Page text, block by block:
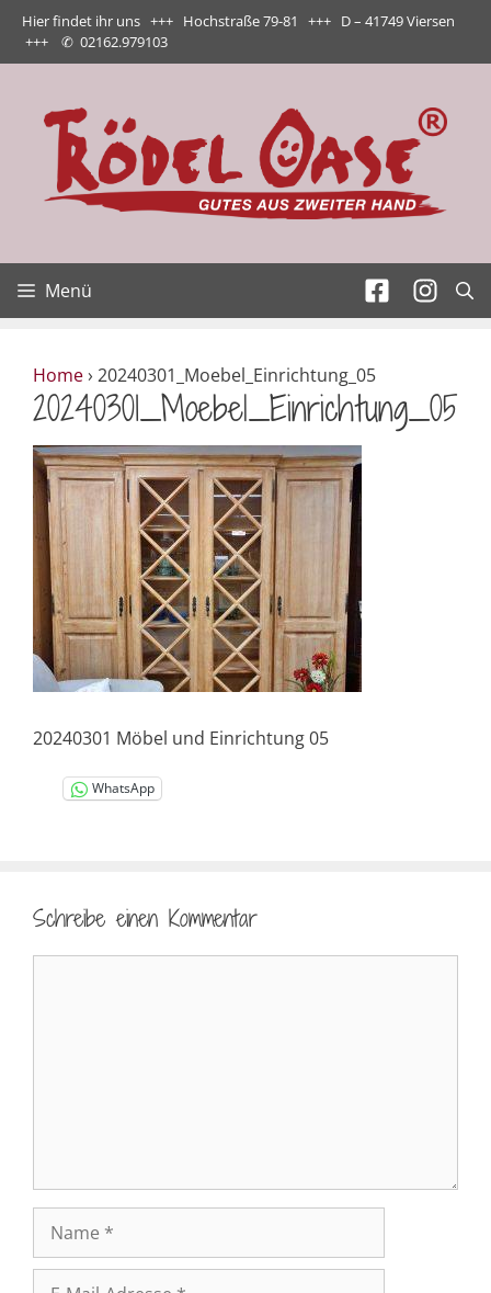
Zum
Inhalt
springen
Hier findet ihr uns +++ Hochstraße 79-81 +++ D – 41749 Viersen
+++ ✆ 02162.979103
Menü
Home› 20240301_Moebel_Einrichtung_05
20240301_Moebel_Einrichtung_05
20240301 Möbel und Einrichtung 05
WhatsApp
Schreibe einen Kommentar